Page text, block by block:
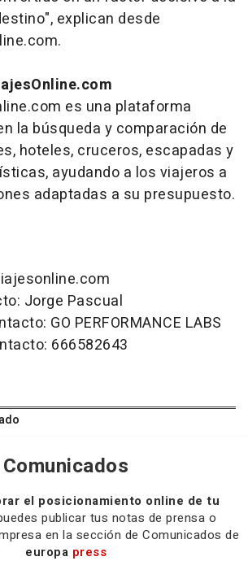
explican desde
es una plataforma
la búsqueda y comparación de
hoteles, cruceros, escapadas y
ayudando a los viajeros a
adaptadas a su presupuesto.
Jorge Pascual
GO PERFORMANCE LABS
666582643
Comunicados
el posicionamiento online de tu
publicar tus notas de prensa o
en la sección de Comunicados de
europa press